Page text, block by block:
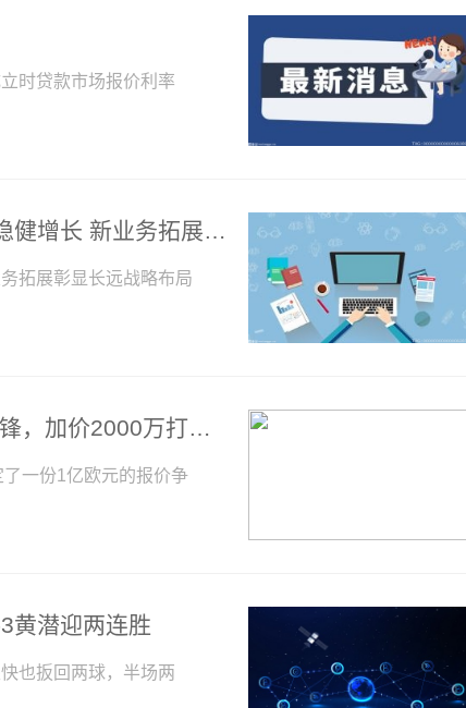
时贷款市场报价利率
中国汽研(601965)：汽车技术服务保持稳健增长 新业务拓展彰显长远战略布局
拓展彰显长远战略布局
1亿，不等姆巴佩！曝皇马锁定23+14神锋，加价2000万打击大巴黎
一份1亿欧元的报价争
黄潜迎两连胜
也扳回两球，半场两